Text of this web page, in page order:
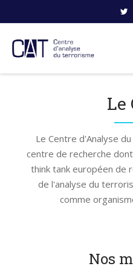
Le
Le Centre d'Analyse
centre de recherche
think tank européen de
de l'analyse du
comme
Nos